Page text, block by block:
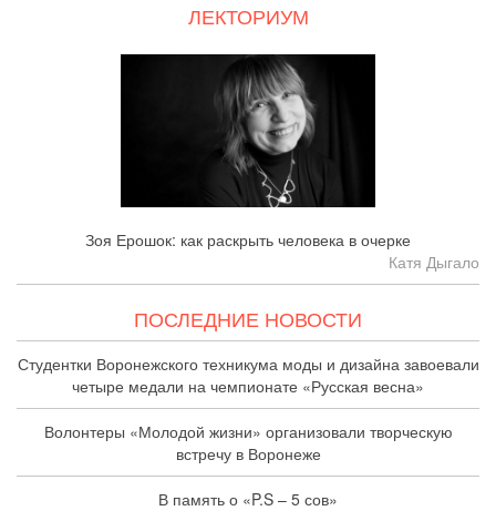
ЛЕКТОРИУМ
Зоя Ерошок: как раскрыть человека в очерке
Катя Дыгало
ПОСЛЕДНИЕ НОВОСТИ
Студентки Воронежского техникума моды и дизайна завоевали
четыре медали на чемпионате «Русская весна»
Волонтеры «Молодой жизни» организовали творческую
встречу в Воронеже
В память о «P.S – 5 сов»